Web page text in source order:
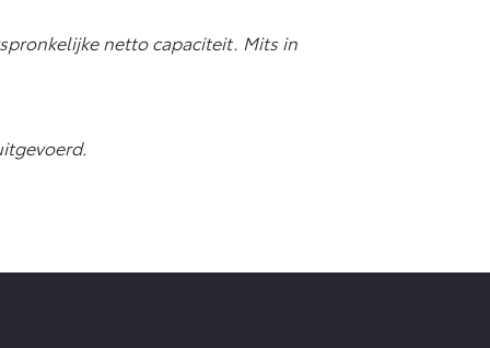
netto capaciteit. Mits in